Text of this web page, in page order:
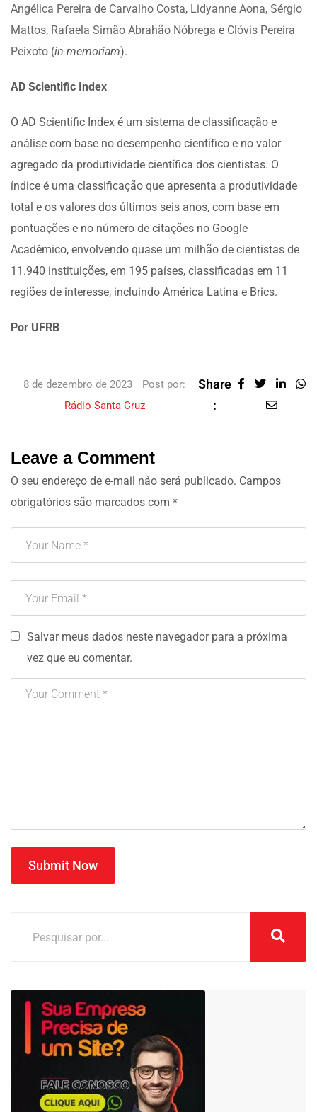
Angélica Pereira de Carvalho Costa, Lidyanne Aona, Sérgio
Mattos, Rafaela Simão Abrahão Nóbrega e Clóvis Pereira
Peixoto (in memoriam).
AD Scientific Index
O AD Scientific Index é um sistema de classificação e
análise com base no desempenho científico e no valor
agregado da produtividade científica dos cientistas. O
índice é uma classificação que apresenta a produtividade
total e os valores dos últimos seis anos, com base em
pontuações e no número de citações no Google
Acadêmico, envolvendo quase um milhão de cientistas de
11.940 instituições, em 195 países, classificadas em 11
regiões de interesse, incluindo América Latina e Brics.
Por UFRB
8 de dezembro de 2023
Post por:
Rádio Santa Cruz
Share
:
Leave a Comment
O seu endereço de e-mail não será publicado. Campos
obrigatórios são marcados com *
Salvar meus dados neste navegador para a próxima
vez que eu comentar.
Submit Now